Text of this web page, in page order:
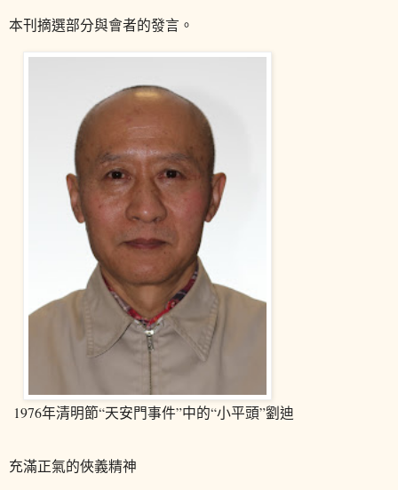
本刊摘選部分與會者的發言。
1976年清明節“天安門事件”中的“小平頭”劉迪
充滿正氣的俠義精神